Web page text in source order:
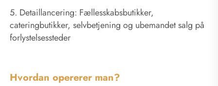
5. Detaillancering: Fællesskabsbutikker,
cateringbutikker, selvbetjening og ubemandet salg på
forlystelsessteder
Hvordan opererer man?